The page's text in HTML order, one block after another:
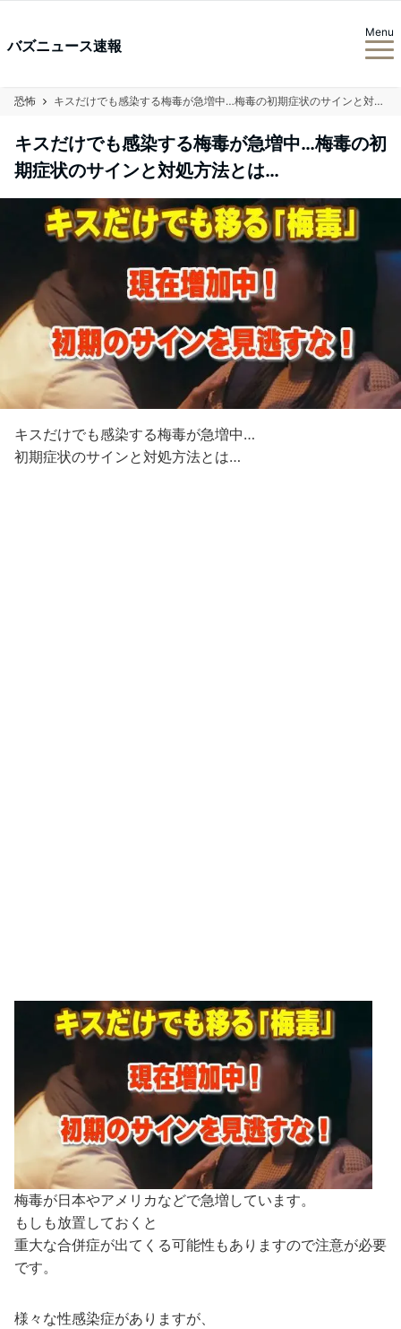
バズニュース速報
Menu
恐怖 キスだけでも感染する梅毒が急増中…梅毒の初期症状のサインと対処方法とは…
キスだけでも感染する梅毒が急増中…梅毒の初
期症状のサインと対処方法とは…
キスだけでも感染する梅毒が急増中…
初期症状のサインと対処方法とは…
梅毒が日本やアメリカなどで急増しています。
もしも放置しておくと
重大な合併症が出てくる可能性もありますので注意が必要
です。
様々な性感染症がありますが、